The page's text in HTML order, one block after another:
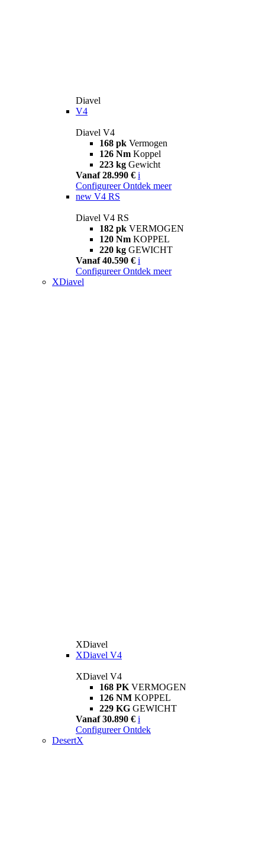
Diavel
V4
Diavel V4
168 pk Vermogen
126 Nm Koppel
223 kg Gewicht
Vanaf 28.990 € i
Configureer Ontdek meer
new V4 RS
Diavel V4 RS
182 pk VERMOGEN
120 Nm KOPPEL
220 kg GEWICHT
Vanaf 40.590 € i
Configureer Ontdek meer
XDiavel
XDiavel
XDiavel V4
XDiavel V4
168 PK VERMOGEN
126 NM KOPPEL
229 KG GEWICHT
Vanaf 30.890 € i
Configureer Ontdek
DesertX